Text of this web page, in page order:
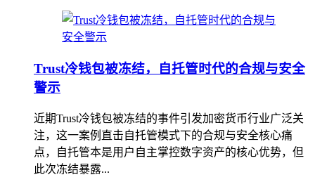
Trust冷钱包被冻结，自托管时代的合规与安全
警示
近期Trust冷钱包被冻结的事件引发加密货币行业广泛关
注，这一案例直击自托管模式下的合规与安全核心痛
点，自托管本是用户自主掌控数字资产的核心优势，但
此次冻结暴露...